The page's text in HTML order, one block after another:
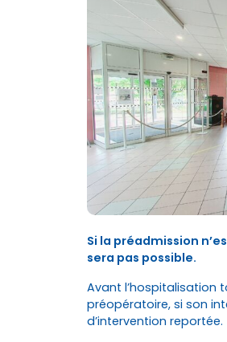
Si la préadmission
sera pas possible.
Avant l’hospitalisation
préopératoire, si son
d’intervention reportée.